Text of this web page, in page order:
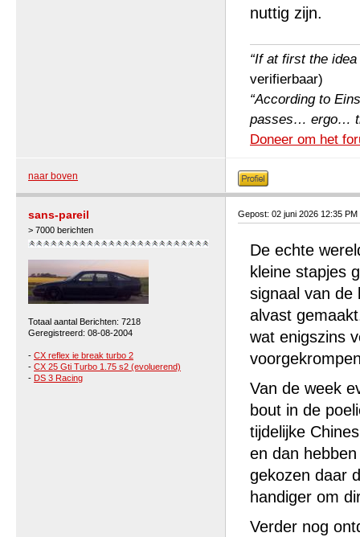
nuttig zijn.
“If at first the
verifierbaar)
“According to
passes… ergo…
Doneer om het
naar boven
sans-pareil
> 7000 berichten
Totaal aantal Berichten: 7218
Geregistreerd: 08-08-2004
- CX reflex ie break turbo 2
- CX 25 Gti Turbo 1.75 s2 (evoluerend)
- DS 3 Racing
Gepost: 02 juni 2026 12:35 PM
De echte
kleine stapjes
signaal van de
alvast
wat enigszins
Van de week
bout in de
tijdelijke
en dan
gekozen daar
handiger om
Verder nog